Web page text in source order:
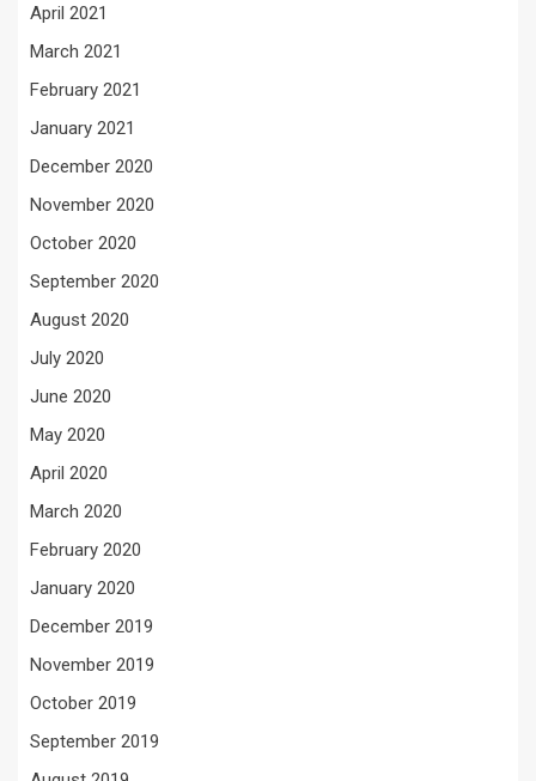
April 2021
March 2021
February 2021
January 2021
December 2020
November 2020
October 2020
September 2020
August 2020
July 2020
June 2020
May 2020
April 2020
March 2020
February 2020
January 2020
December 2019
November 2019
October 2019
September 2019